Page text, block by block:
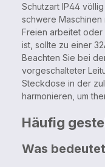
Schutzart IP44
schwere Maschinen
Freien arbeitet oder
ist, sollte zu einer
Beachten Sie bei
vorgeschalteter
Steckdose in der
harmonieren, um
Häufig
Was